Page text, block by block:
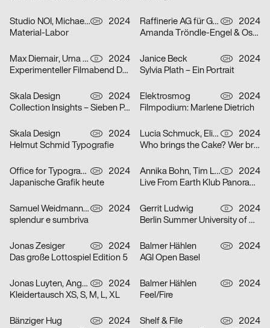
Studio NOI, Michael Lio CH
2024
Material-Labor
Raffinerie AG für Gestaltung CH
2024
Amanda Tröndle-Engel & Oskar Tröndle
Max Diemair, Uma Grotrian-Steinweg D
2024
Experimenteller Filmabend Dunst
Janice Beck CH
2024
Sylvia Plath – Ein Portrait
Skala Design CH
2024
Collection Insights – Sieben Perspektiven
Elektrosmog CH
2024
Filmpodium: Marlene Dietrich
Skala Design CH
2024
Helmut Schmid Typografie
Lucia Schmuck, Elisabeth Thoma D
2024
Who brings the Cake? Wer bringt den Kuchen?
Office for Typography CH
2024
Japanische Grafik heute
Annika Bohn, Tim Lindacher, Johannes Schreiner, Nina Sticher D
2024
Live From Earth Klub Panorama Bar
Samuel Weidmann, Coralie Wipf CH
2024
splendur e sumbriva
Gerrit Ludwig D
2024
Berlin Summer University of Arts 2025
Jonas Zesiger CH
2024
Das große Lottospiel Edition 5
Balmer Hählen CH
2024
AGI Open Basel
Jonas Luyten, Angel Zahner CH
2024
Kleidertausch XS, S, M, L, XL
Balmer Hählen CH
2024
Feel/Fire
Bänziger Hug CH
2024
Shelf & File CH
2024